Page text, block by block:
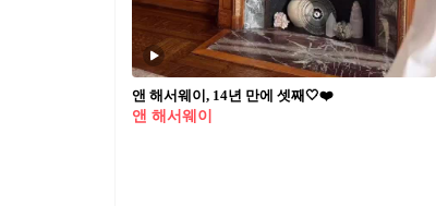
앤 해서웨이, 14년 만에 셋째🤍❤️
앤 해서웨이